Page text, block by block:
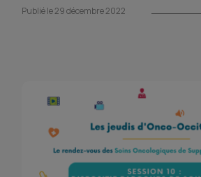
Publié le 29 décembre 2022